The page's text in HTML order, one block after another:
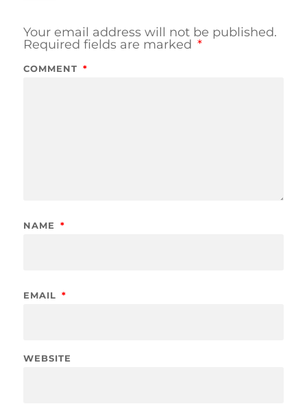
Your email address will not be published.
Required fields are marked *
COMMENT *
NAME *
EMAIL *
WEBSITE